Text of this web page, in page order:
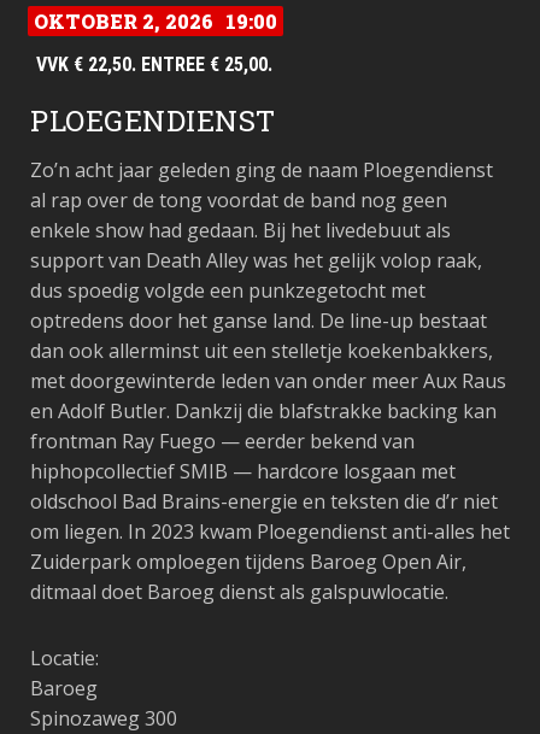
OKTOBER 2, 2026 19:00
VVK € 22,50. ENTREE € 25,00.
PLOEGENDIENST
Zo’n acht jaar geleden ging de naam Ploegendienst
al rap over de tong voordat de band nog geen
enkele show had gedaan. Bij het livedebuut als
support van Death Alley was het gelijk volop raak,
dus spoedig volgde een punkzegetocht met
optredens door het ganse land. De line-up bestaat
dan ook allerminst uit een stelletje koekenbakkers,
met doorgewinterde leden van onder meer Aux Raus
en Adolf Butler. Dankzij die blafstrakke backing kan
frontman Ray Fuego — eerder bekend van
hiphopcollectief SMIB — hardcore losgaan met
oldschool Bad Brains-energie en teksten die d’r niet
om liegen. In 2023 kwam Ploegendienst anti-alles het
Zuiderpark omploegen tijdens Baroeg Open Air,
ditmaal doet Baroeg dienst als galspuwlocatie.
Locatie:
Baroeg
Spinozaweg 300